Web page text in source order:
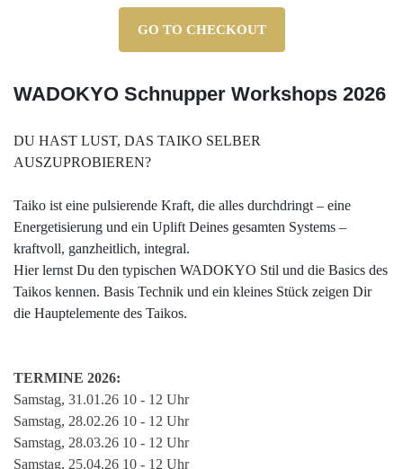
GO TO CHECKOUT
WADOKYO Schnupper Workshops 2026
DU HAST LUST, DAS TAIKO SELBER
AUSZUPROBIEREN?
Taiko ist eine pulsierende Kraft, die alles durchdringt – eine
Energetisierung und ein Uplift Deines gesamten Systems –
kraftvoll, ganzheitlich, integral.
Hier lernst Du den typischen WADOKYO Stil und die Basics des
Taikos kennen. Basis Technik und ein kleines Stück zeigen Dir
die Hauptelemente des Taikos.
TERMINE 2026:
Samstag, 31.01.26 10 - 12 Uhr
Samstag, 28.02.26 10 - 12 Uhr
Samstag, 28.03.26 10 - 12 Uhr
Samstag, 25.04.26 10 - 12 Uhr